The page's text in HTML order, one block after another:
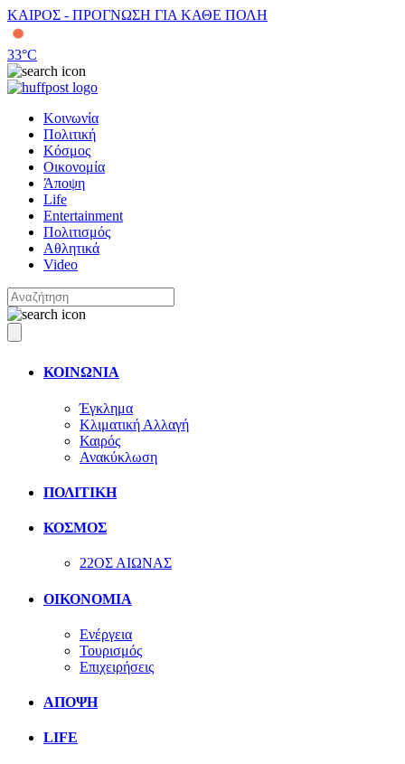
ΚΑΙΡΟΣ - ΠΡΟΓΝΩΣΗ ΓΙΑ ΚΑΘΕ ΠΟΛΗ
33°C
Κοινωνία
Πολιτική
Κόσμος
Οικονομία
Άποψη
Life
Entertainment
Πολιτισμός
Αθλητικά
Video
ΚΟΙΝΩΝΙΑ
Έγκλημα
Κλιματική Αλλαγή
Καιρός
Ανακύκλωση
ΠΟΛΙΤΙΚΗ
ΚΟΣΜΟΣ
22ΟΣ ΑΙΩΝΑΣ
ΟΙΚΟΝΟΜΙΑ
Ενέργεια
Τουρισμός
Επιχειρήσεις
ΑΠΟΨΗ
LIFE